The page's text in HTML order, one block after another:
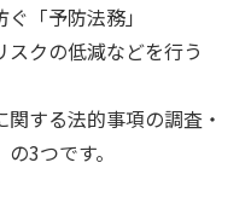
「予防法務」
クの低減などを行う
する法的事項の調査・
3つです。